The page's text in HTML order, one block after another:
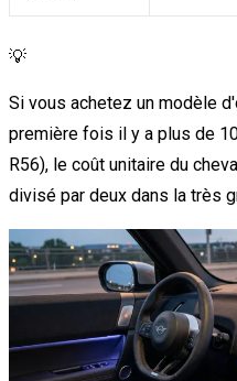
💡
Si vous achetez un modèle
première fois il y a plus de
R56), le coût unitaire du
divisé par deux dans la très